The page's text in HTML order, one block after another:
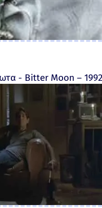
- Bitter Moon –